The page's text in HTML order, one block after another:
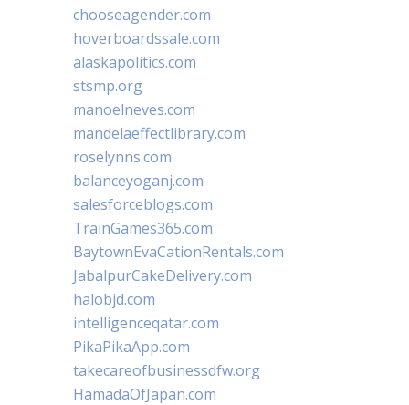
chooseagender.com
hoverboardssale.com
alaskapolitics.com
stsmp.org
manoelneves.com
mandelaeffectlibrary.com
roselynns.com
balanceyoganj.com
salesforceblogs.com
TrainGames365.com
BaytownEvaCationRentals.com
JabalpurCakeDelivery.com
halobjd.com
intelligenceqatar.com
PikaPikaApp.com
takecareofbusinessdfw.org
HamadaOfJapan.com